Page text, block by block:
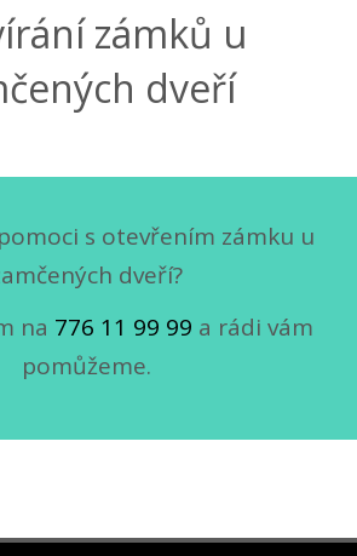
zámků u
dveří
s otevřením zámku u
dveří?
na 776 11 99 99 a rádi vám
pomůžeme.